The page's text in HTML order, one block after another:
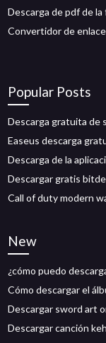
Descarga de pdf de
Convertidor de
Popular Posts
Descarga gratuita de
Easeus descarga
Descarga de la
Descargar gratis
Call of duty modern
New
¿cómo puedo
Cómo descargar el
Descargar sword art
Descargar canción